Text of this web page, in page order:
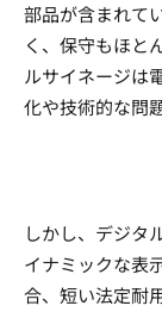
部品が含まれて
く、保守もほと
ルサイネージは
化や技術的な問
しかし、デジタ
イナミックな表
合、短い法定耐